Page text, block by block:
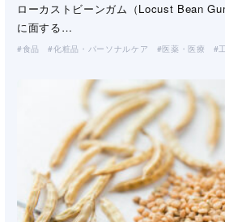
ローカストビーンガム（Locust Bean
に面する…
食品 化粧品・パーソナルケア 医薬・医療